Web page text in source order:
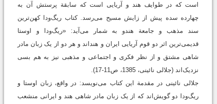
است که در طوایف هند و آریایی است که سابقة پرستش آن به
چهارده سده پیش از زایش مسیح می‌رسد. کتاب ریگ‌ودا کهن‌ترین
سند مذهب و جامعة هندو به شمار می‌آید: «ریگ‌ودا و اوستا
قدیمی‌ترین اثر دو قوم آریایی ایران و هنداند و هر دو از یک زبان مادر
شاهی مشتق و از نظر فکری و اجتماعی و مذهبی نیز به هم بسی
نزدیک‌اند (جلالی نائینی، 1385، ص11-17).
جلالی نائینی در مقدمة این کتاب می‌نویسد: در واقع، زبان اوستا و
ریگ‌ودا دو گویش‌اند که از یک زبان مادر شاهی هند و ایرانی منشعب